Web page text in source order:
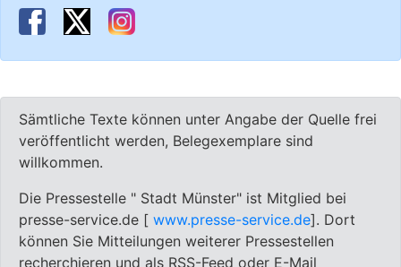
Sämtliche Texte können unter Angabe der Quelle frei
veröffentlicht werden, Belegexemplare sind
willkommen.
Die Pressestelle " Stadt Münster" ist Mitglied bei
presse-service.de [ www.presse-service.de]. Dort
können Sie Mitteilungen weiterer Pressestellen
recherchieren und als RSS-Feed oder E-Mail